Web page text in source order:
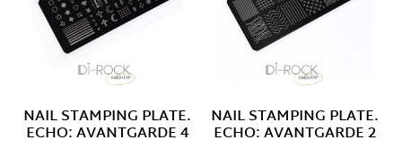
NAIL STAMPING PLATE.
ECHO: AVANTGARDE 4
NAIL STAMPING PLATE.
ECHO: AVANTGARDE 2